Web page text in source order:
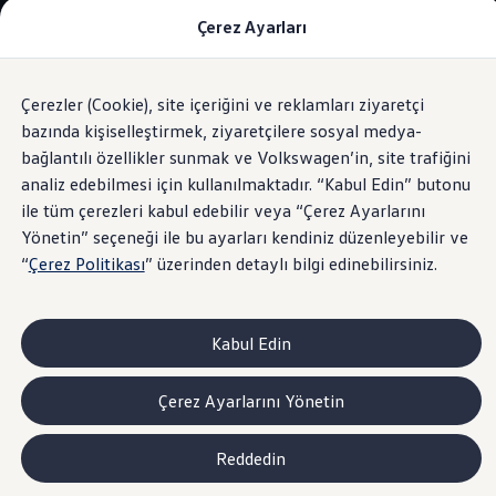
Çerez Ayarları
Çerezler (Cookie), site içeriğini ve reklamları ziyaretçi
bazında kişiselleştirmek, ziyaretçilere sosyal medya-
bağlantılı özellikler sunmak ve Volkswagen’in, site trafiğini
analiz edebilmesi için kullanılmaktadır. “Kabul Edin” butonu
ile tüm çerezleri kabul edebilir veya “Çerez Ayarlarını
Yönetin” seçeneği ile bu ayarları kendiniz düzenleyebilir ve
“Çerez Politikası” üzerinden detaylı bilgi edinebilirsiniz.
Kabul Edin
Çerez Ayarlarını Yönetin
Reddedin
Geri
Dönün
Skip
to
footer
Elektrikli Araçlar
Elektrikli Modeller
Satış Sonrası Hizmetler
Elektrikli Araçlar İçin Kullanım İpuçları
Elektrikli Araçların Periyodik Bakımı
ID. Teknolojisi ve Batarya
Rejeneratif Enerji
Batarya Sistemleri
Batarya Ömrü
Golf Yaz Fırsatları
vdf Klasik Kredi® Kampanyası
Servis Kampanyaları
Her Yaş Avantaj Kampanyası
sigortaladım.com Servis Kampanyası
Kredi Çözümleri
Şerit Değiştirme Asistanı "Side Assist"
Şerit değişimindeakıllı
rehberlik.